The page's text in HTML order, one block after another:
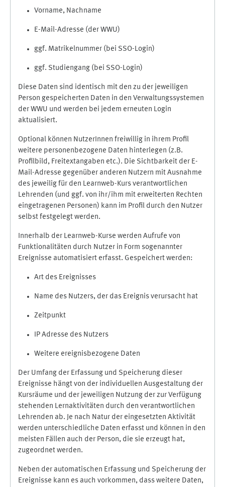
Vorname, Nachname
E-Mail-Adresse (der WWU)
ggf. Matrikelnummer (bei SSO-Login)
ggf. Studiengang (bei SSO-Login)
Diese Daten sind identisch mit den zu der jeweiligen
Person gespeicherten Daten in den Verwaltungssystemen
der WWU und werden bei jedem erneuten Login
aktualisiert.
Optional können NutzerInnen freiwillig in ihrem Profil
weitere personenbezogene Daten hinterlegen (z.B.
Profilbild, Freitextangaben etc.). Die Sichtbarkeit der E-
Mail-Adresse gegenüber anderen Nutzern mit Ausnahme
des jeweilig für den Learnweb-Kurs verantwortlichen
Lehrenden (und ggf. von ihr/ihm mit erweiterten Rechten
eingetragenen Personen) kann im Profil durch den Nutzer
selbst festgelegt werden.
Innerhalb der Learnweb-Kurse werden Aufrufe von
Funktionalitäten durch Nutzer in Form sogenannter
Ereignisse automatisiert erfasst. Gespeichert werden:
Art des Ereignisses
Name des Nutzers, der das Ereignis verursacht hat
Zeitpunkt
IP Adresse des Nutzers
Weitere ereignisbezogene Daten
Der Umfang der Erfassung und Speicherung dieser
Ereignisse hängt von der individuellen Ausgestaltung der
Kursräume und der jeweiligen Nutzung der zur Verfügung
stehenden Lernaktivitäten durch den verantwortlichen
Lehrenden ab. Je nach Natur der eingesetzten Aktivität
werden unterschiedliche Daten erfasst und können in den
meisten Fällen auch der Person, die sie erzeugt hat,
zugeordnet werden.
Neben der automatischen Erfassung und Speicherung der
Ereignisse kann es auch vorkommen, dass weitere Daten,